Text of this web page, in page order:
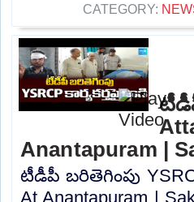
CATEGORY:
Anantapuram |
టీడీపీ బరితెగింపు
At Anantapuram |